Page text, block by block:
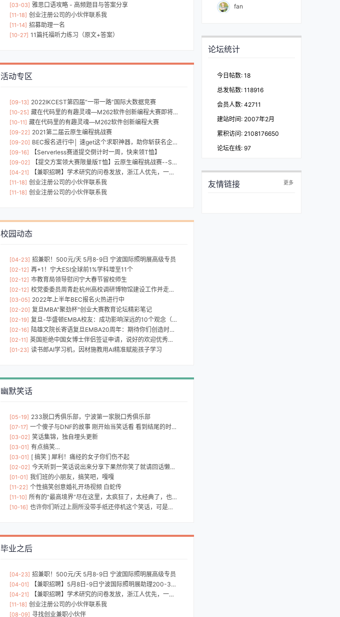
[03-03] 雅思口语攻略 - 高频题目与答案分享
[11-18] 创业注册公司的小伙伴联系我
[11-14] 招募助理一名
[10-27] 11篇托福听力练习（原文+答案）
活动专区
[09-13] 2022IKCEST第四届“一带一路”国际大数据竞赛
[10-25] 藏在代码里的有趣灵魂—M262软件创新编程大赛即将截止
[10-11] 藏在代码里的有趣灵魂—M262软件创新编程大赛
[09-22] 2021第二届云原生编程挑战赛
[09-20] BEC报名进行中│ 速get这个求职神器，助你斩获名企offer
[09-16] 【Serverless赛道提交倒计时一周，快来领T恤】
[09-02] 【提交方案领大赛限量版T恤】云原生编程挑战赛--Serverless创新应用赛邀您提交方案...
[04-21] 【兼职招聘】学术研究的问卷发放，浙江人优先，一天200
[11-18] 创业注册公司的小伙伴联系我
[11-18] 创业注册公司的小伙伴联系我
校园动态
[04-23] 招兼职！500元/天 5月8-9日 宁波国际照明展高级专员
[02-12] 再+1！宁大ESI全球前1%学科增至11个
[02-12] 市教育局领导慰问宁大春节留校师生
[02-12] 校党委委员周青赴杭州高校调研博物馆建设工作并走访省级媒体
[03-05] 2022年上半年BEC报名火热进行中
[02-20] 复旦MBA"聚劲杯"创业大赛教育论坛精彩笔记
[02-19] 复旦-华盛顿EMBA校友：成功影响深远的10个观念（上篇）
[02-16] 陆雄文院长寄语复旦EMBA20周年：期待你们创造时代，引领社会前进的方向！
[02-11] 英国拒绝中国女博士伴侣签证申请，说好的欢迎优秀人才呢？
[01-23] 读书郎AI学习机，因材施教用AI精准赋能孩子学习
幽默笑话
[05-19] 233脱口秀俱乐部，宁波第一家脱口秀俱乐部
[07-17] 一个傻子与DNF的故事 刚开始当笑话看 看到结尾的时候 你就会心酸了
[03-02] 笑话集锦，独自埋头更新
[03-01] 有点搞笑…
[03-01] [ 搞笑 ] 犀利！痛经的女子你们伤不起
[02-02] 今天听到一笑话说出来分享下果然你笑了就请回话懒的话顶个吧
[01-01] 我们班的小朋友，搞笑吧，嘎嘎
[11-22] 个性搞笑创意婚礼开场视频 白蛇传
[11-10] 所有的“最高境界”尽在这里，太疯狂了，太经典了，也太搞笑了，嘿
[10-16] 也许你们听过上厕所没带手纸还停机这个笑话，可是你们不信，于是...
毕业之后
[04-23] 招兼职！500元/天 5月8-9日 宁波国际照明展高级专员
[04-01] 【兼职招聘】5月8日-9日宁波国际照明展助理200-300元/天
[04-21] 【兼职招聘】学术研究的问卷发放，浙江人优先，一天200
[11-18] 创业注册公司的小伙伴联系我
[08-09] 寻找创业兼职小伙伴
fan
论坛统计
今日帖数: 18
总发帖数: 118916
会员人数: 42711
建站时间: 2007年2月
累积访问: 2108176650
论坛在线: 97
友情链接 更多